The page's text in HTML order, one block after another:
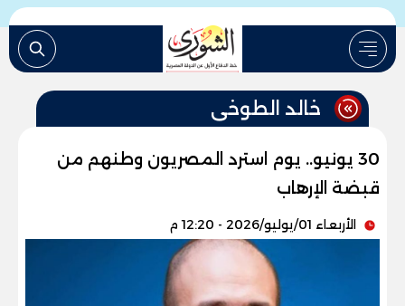
خالد الطوخى
30 يونيو.. يوم استرد المصريون وطنهم من
قبضة الإرهاب
الأربعاء 01/يوليو/2026 - 12:20 م